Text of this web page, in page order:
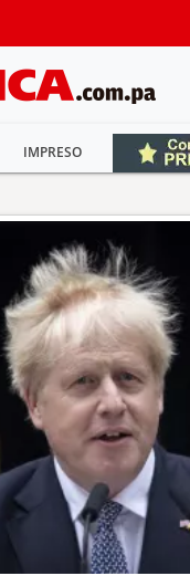
IMPRESO